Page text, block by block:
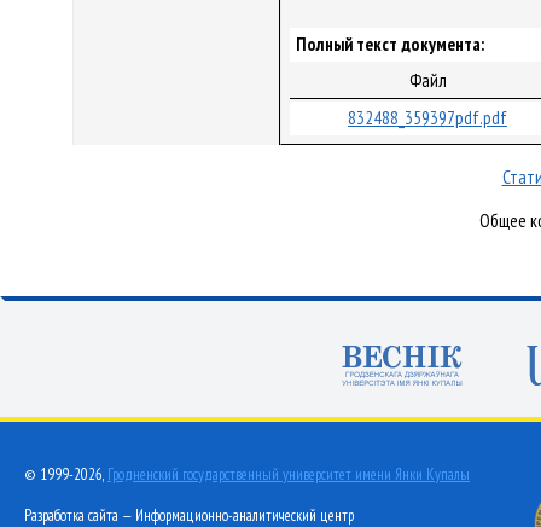
Полный текст документа:
Файл
832488_359397pdf.pdf
Общее
© 1999-2026, Гродненский государственный университет имени Янки Купалы
Разработка сайта — Информационно-аналитический центр